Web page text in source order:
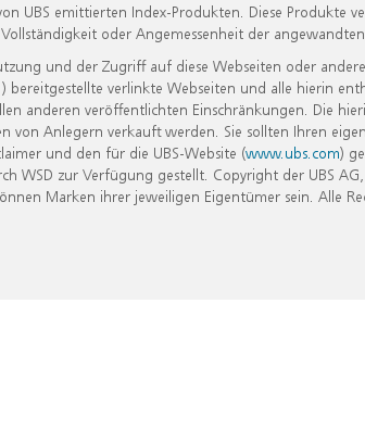
UBS emittierten Index-Produkten. Diese Produkte
oder Angemessenheit der
und der Zugriff auf diese Webseiten oder
verlinkte Webseiten und alle hierin
anderen veröffentlichten Einschränkungen. Die
Anlegern verkauft werden. Sie sollten Ihren
und den für die UBS-Website (www.ubs.com)
zur Verfügung gestellt. Copyright der UBS
Marken ihrer jeweiligen Eigentümer sein. Alle